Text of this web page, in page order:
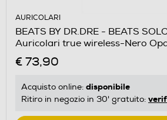
AURICOLARI
BEATS BY DR.DRE - BEATS
Auricolari true wireless-Nero
€ 73,90
Acquisto online: disponibile
Ritiro in negozio in 30' gratuito: